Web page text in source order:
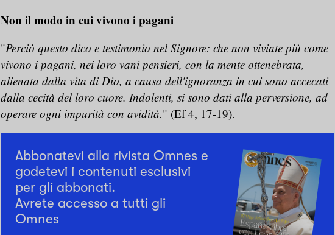
Non il modo in cui vivono i pagani
"Perciò questo dico e testimonio nel Signore: che non viviate più come
vivono i pagani, nei loro vani pensieri, con la mente ottenebrata,
alienata dalla vita di Dio, a causa dell'ignoranza in cui sono accecati
dalla cecità del loro cuore. Indolenti, si sono dati alla perversione, ad
operare ogni impurità con avidità." (Ef 4, 17-19).
Abbonatevi alla rivista Omnes e
godetevi i contenuti esclusivi
per gli abbonati.
Avrete accesso a tutti gli
Omnes